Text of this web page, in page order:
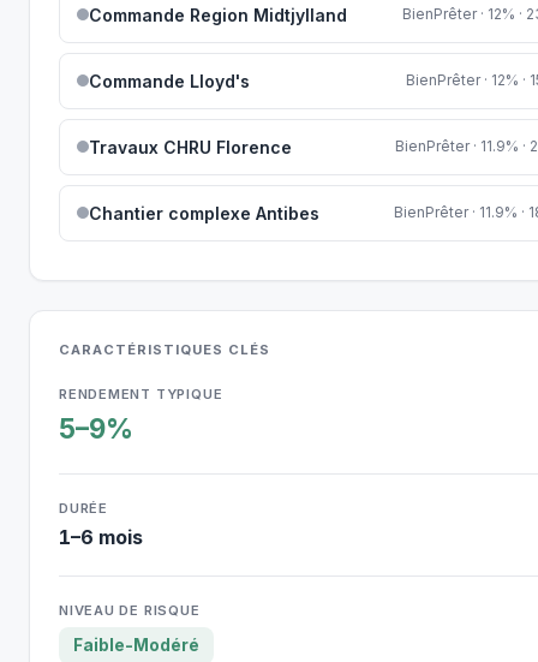
Commande Region Midtjylland BienPrêter · 12% ·
Commande Lloyd's BienPrêter · 12% ·
Travaux CHRU Florence BienPrêter · 11.9% ·
Chantier complexe Antibes BienPrêter · 11.9% ·
CARACTÉRISTIQUES CLÉS
RENDEMENT TYPIQUE
5–9%
DURÉE
1–6 mois
NIVEAU DE RISQUE
Faible-Modéré